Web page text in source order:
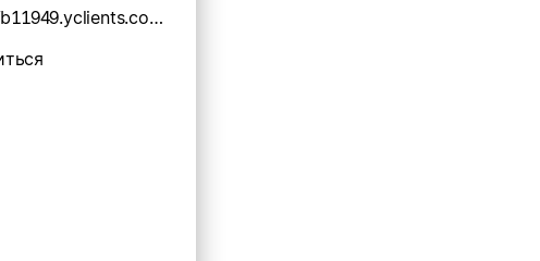
https://b11949.yclients.com/company/30939/select-services?referrer=https:%2F%2Flink.2gis.ru%2F&o=